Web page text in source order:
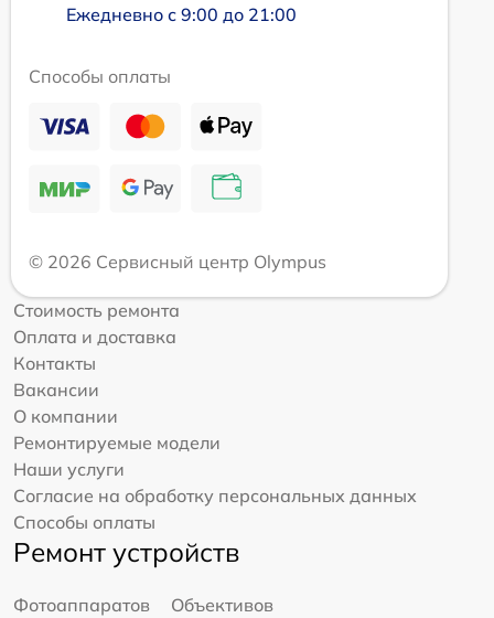
Ежедневно с 9:00 до 21:00
Способы оплаты
© 2026 Сервисный центр Olympus
Стоимость ремонта
Оплата и доставка
Контакты
Вакансии
О компании
Ремонтируемые модели
Наши услуги
Согласие на обработку персональных данных
Способы оплаты
Ремонт устройств
Фотоаппаратов
Объективов